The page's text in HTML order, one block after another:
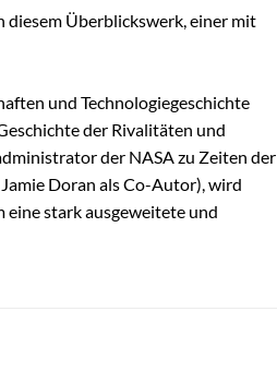
diesem Überblickswerk, einer mit
und Technologiegeschichte
der Rivalitäten und
der NASA zu Zeiten der
Doran als Co-Autor), wird
eine stark ausgeweitete und